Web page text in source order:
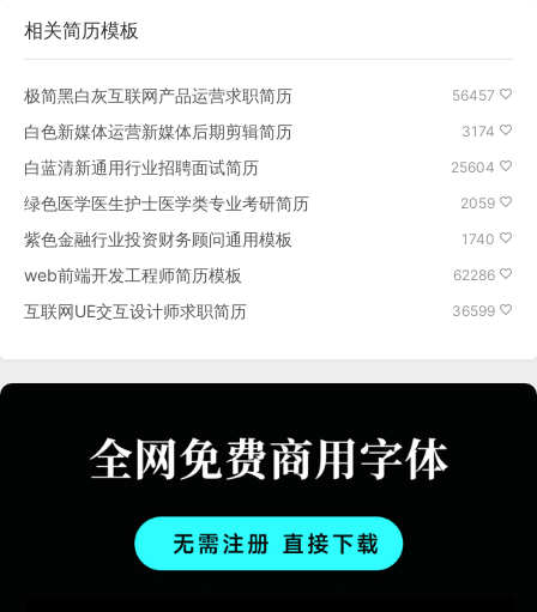
相关简历模板
极简黑白灰互联网产品运营求职简历 56457
白色新媒体运营新媒体后期剪辑简历 3174
白蓝清新通用行业招聘面试简历 25604
绿色医学医生护士医学类专业考研简历 2059
紫色金融行业投资财务顾问通用模板 1740
web前端开发工程师简历模板 62286
互联网UE交互设计师求职简历 36599